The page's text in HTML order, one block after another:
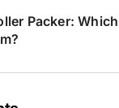
Packer: